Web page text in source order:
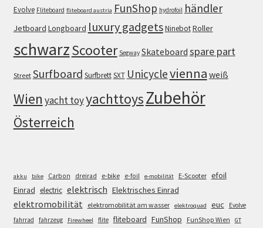
Evolve Fliteboard fliteboard austria FunShop hydrofoil händler
Jetboard Longboard luxury gadgetsNinebotRoller
schwarzScooter Segway Skateboard spare part
Street Surfboard SurfbrettSXT Unicyclevienna weiß
Wien yacht toyyachttoysZubehör
Österreich
akku bike Carbon dreirad e-bike e-foil e-mobilität E-Scooter efoil
Einrad electric elektrisch Elektrisches Einrad
elektromobilität elektromobilität am wasser elektroquad euc
Evolve
fahrrad
fahrzeug Firewheel flite fliteboard FunShop FunShop Wien GT